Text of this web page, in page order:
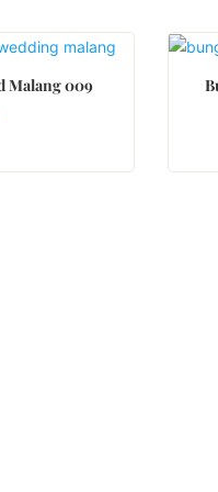
Malang 009